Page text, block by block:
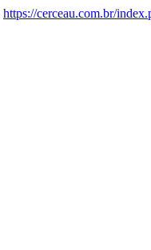
https://cerceau.com.br/